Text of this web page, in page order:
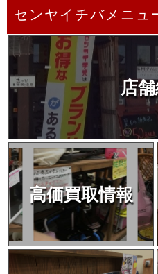
センヤイチバメニュ
店
高価買取情報